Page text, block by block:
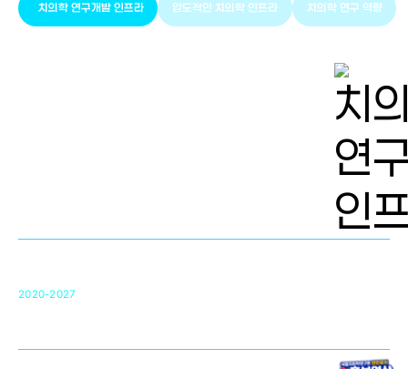
치의학 연구개발 인프라 압도적인 치의학 인프라 치의학 연구 역량
2020-2027